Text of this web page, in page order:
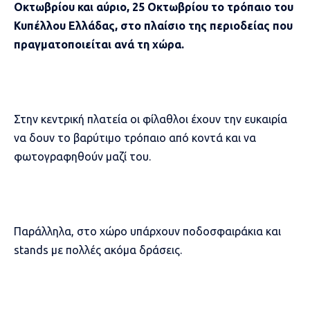
Οκτωβρίου και αύριο, 25 Οκτωβρίου το τρόπαιο του
Κυπέλλου Ελλάδας, στο πλαίσιο της περιοδείας που
πραγματοποιείται ανά τη χώρα.
Στην κεντρική πλατεία οι φίλαθλοι έχουν την ευκαιρία
να δουν το βαρύτιμο τρόπαιο από κοντά και να
φωτογραφηθούν μαζί του.
Παράλληλα, στο χώρο υπάρχουν ποδοσφαιράκια και
stands με πολλές ακόμα δράσεις.